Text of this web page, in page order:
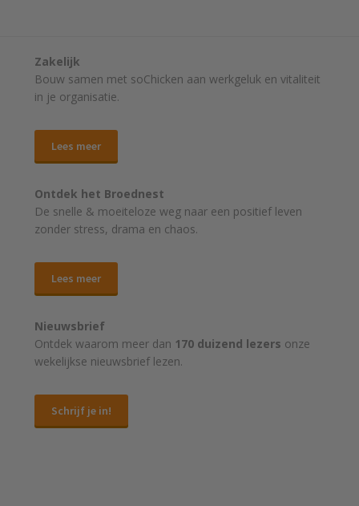
Zakelijk
Bouw samen met soChicken aan werkgeluk en vitaliteit
in je organisatie.
Lees meer
Ontdek het Broednest
De snelle & moeiteloze weg naar een positief leven
zonder stress, drama en chaos.
Lees meer
Nieuwsbrief
Ontdek waarom meer dan 170 duizend lezers onze
wekelijkse nieuwsbrief lezen.
Schrijf je in!